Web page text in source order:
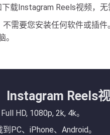
载Instagram Reels视频，无
需要您安装任何软件或插
Instagram Reels
HD, 1080p, 2k, 4k。
PC、iPhone、Android。